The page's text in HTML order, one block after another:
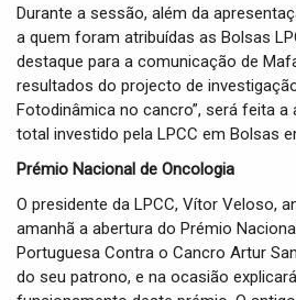
Durante a sessão, além da
a quem foram atribuídas as Bolsas
destaque para a comunicação de
resultados do projecto de
Fotodinâmica no cancro”, será feita a
total investido pela LPCC em Bolsas
Prémio Nacional de Oncologia
O presidente da LPCC, Vítor Veloso,
amanhã a abertura do Prémio
Portuguesa Contra o Cancro Artur
do seu patrono, e na ocasião